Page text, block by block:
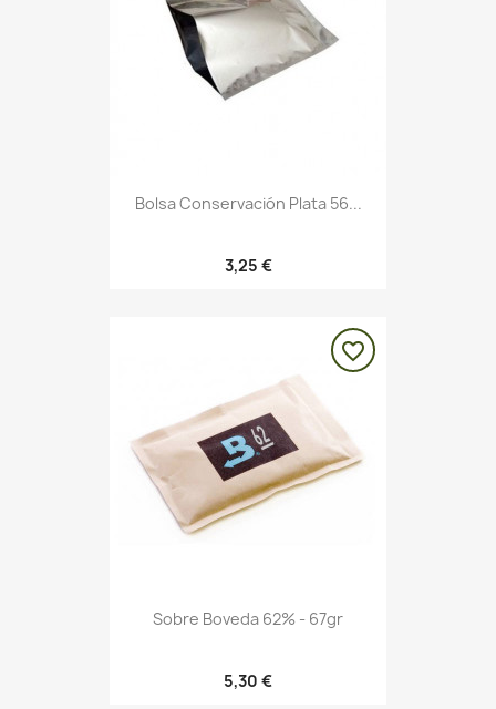
Bolsa Conservación Plata 56...
3,25 €
Sobre Boveda 62% - 67gr
5,30 €
favorite_border